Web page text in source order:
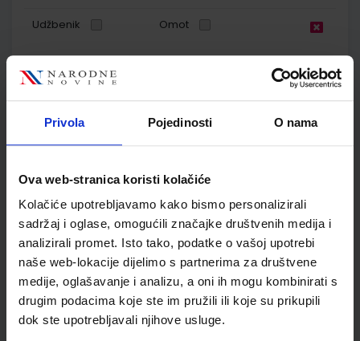
Privola Pojedinosti O nama
Ova web-stranica koristi kolačiće
Kolačiće upotrebljavamo kako bismo personalizirali
sadržaj i oglase, omogućili značajke društvenih medija i
analizirali promet. Isto tako, podatke o vašoj upotrebi
naše web-lokacije dijelimo s partnerima za društvene
medije, oglašavanje i analizu, a oni ih mogu kombinirati s
drugim podacima koje ste im pružili ili koje su prikupili
dok ste upotrebljavali njihove usluge.
Udžbenik Omot
PRIRODA 6; udžbenik iz prirode za šesti razred osnovne škole
Autor(i):Bastić Begić Bakarić Kralj Golub
Nakladnik:
Registarski broj ministarstva:
SKU:567292
ŠIFRA OMOTA: 500160
Udžbenik Omot
PRIRODA 6; radna bilježnica iz prirode za šesti razred
osnovne škole
Autor(i):Bastić Begić Bakarić Kralj Golub
Nakladnik:ALFA d.d. Registarski broj ministarstva: